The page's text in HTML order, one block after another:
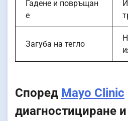
Гадене и повръщан
е
Загуба на тегло
Според Mayo Clinic
диагностициране и